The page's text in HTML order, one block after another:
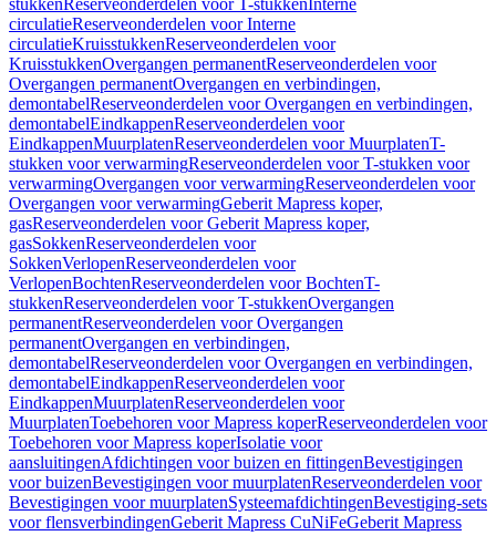
stukkenReserveonderdelen voor T-stukkenInterne
circulatieReserveonderdelen voor Interne
circulatieKruisstukkenReserveonderdelen voor
KruisstukkenOvergangen permanentReserveonderdelen voor
Overgangen permanentOvergangen en verbindingen,
demontabelReserveonderdelen voor Overgangen en verbindingen,
demontabelEindkappenReserveonderdelen voor
EindkappenMuurplatenReserveonderdelen voor MuurplatenT-
stukken voor verwarmingReserveonderdelen voor T-stukken voor
verwarmingOvergangen voor verwarmingReserveonderdelen voor
Overgangen voor verwarmingGeberit Mapress koper,
gasReserveonderdelen voor Geberit Mapress koper,
gasSokkenReserveonderdelen voor
SokkenVerlopenReserveonderdelen voor
VerlopenBochtenReserveonderdelen voor BochtenT-
stukkenReserveonderdelen voor T-stukkenOvergangen
permanentReserveonderdelen voor Overgangen
permanentOvergangen en verbindingen,
demontabelReserveonderdelen voor Overgangen en verbindingen,
demontabelEindkappenReserveonderdelen voor
EindkappenMuurplatenReserveonderdelen voor
MuurplatenToebehoren voor Mapress koperReserveonderdelen voor
Toebehoren voor Mapress koperIsolatie voor
aansluitingenAfdichtingen voor buizen en fittingenBevestigingen
voor buizenBevestigingen voor muurplatenReserveonderdelen voor
Bevestigingen voor muurplatenSysteemafdichtingenBevestiging-sets
voor flensverbindingenGeberit Mapress CuNiFeGeberit Mapress